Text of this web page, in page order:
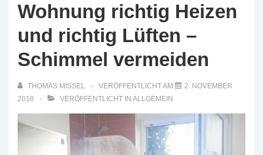
Wohnung richtig Heizen
und richtig Lüften –
Schimmel vermeiden
THOMAS MISSEL VERÖFFENTLICHT AM
2. NOVEMBER
2018
VERÖFFENTLICHT IN ALLGEMEIN